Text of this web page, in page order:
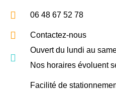
06 48 67 52 78
Contactez-nous
Ouvert du lundi au
Nos horaires évoluent
Facilité de